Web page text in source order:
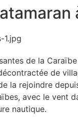
de la
de
la rejoindre
avec le vent
nautique.